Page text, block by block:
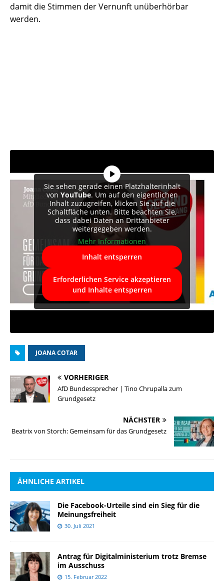
damit die Stimmen der Vernunft unüberhörbar
werden.
Sie sehen gerade einen Platzhalterinhalt
von YouTube. Um auf den eigentlichen
Inhalt zuzugreifen, klicken Sie auf die
Schaltfläche unten. Bitte beachten Sie,
dass dabei Daten an Drittanbieter
weitergegeben werden.
Mehr Informationen
Inhalt entsperren
Erforderlichen Service akzeptieren
und Inhalte entsperren
JOANA COTAR
VORHERIGER
AfD Bundessprecher | Tino Chrupalla zum
Grundgesetz
NÄCHSTER
Beatrix von Storch: Gemeinsam für das Grundgesetz
ÄHNLICHE ARTIKEL
Die Facebook-Urteile sind ein Sieg für die
Meinungsfreiheit
30. Juli 2021
Antrag für Digitalministerium trotz Bremse
im Ausschuss
15. Februar 2022